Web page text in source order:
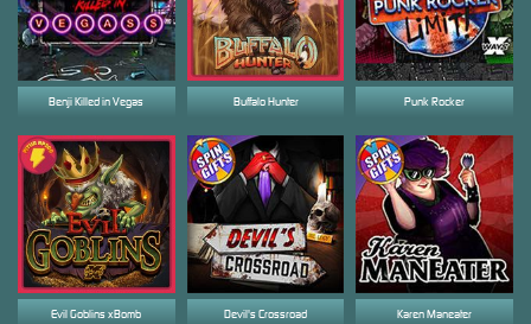
Benji Killed in Vegas
Devil's Crossroad
Evil Goblins xBomb
Buffalo Hunter Punk Rocker
Karen Maneater